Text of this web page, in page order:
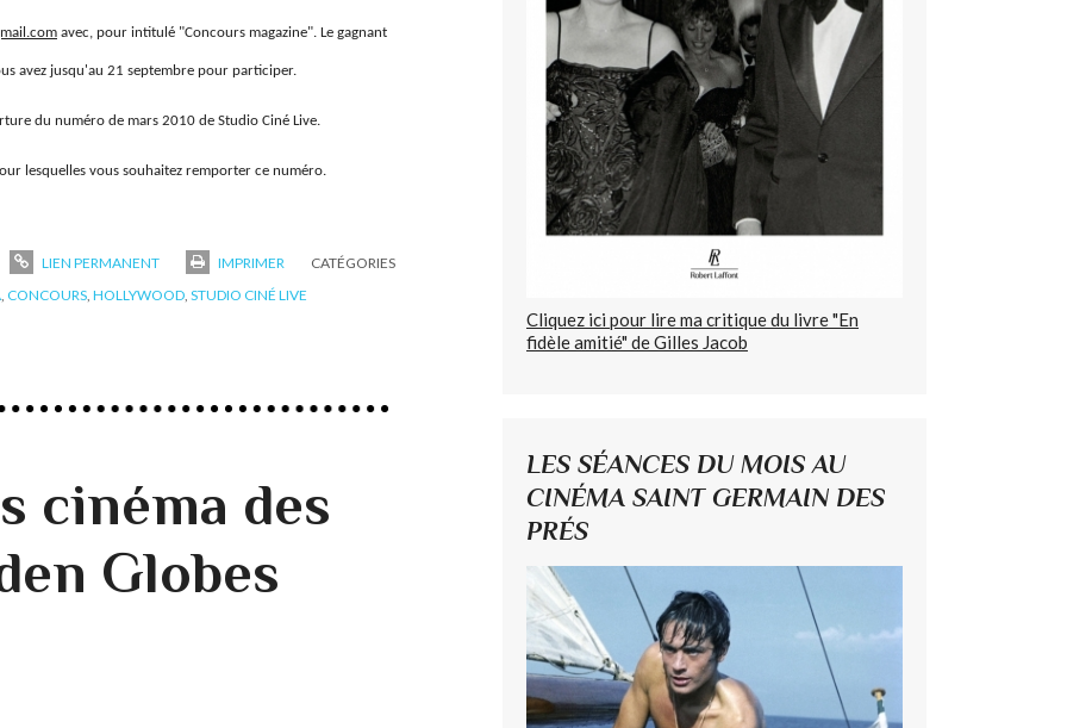
avec, pour intitulé "Concours magazine". Le gagnant
avez jusqu'au 21 septembre pour participer.
du numéro de mars 2010 de Studio Ciné Live.
lesquelles vous souhaitez remporter ce numéro.
LIEN PERMANENT IMPRIMER
CATÉGORIES
CONCOURS HOLLYWOOD STUDIO CINÉ LIVE
cinéma des
Globes
Cliquez ici pour lire ma critique du livre "En
fidèle amitié" de Gilles Jacob
LES SÉANCES DU MOIS AU
CINÉMA SAINT GERMAIN DES
PRÉS